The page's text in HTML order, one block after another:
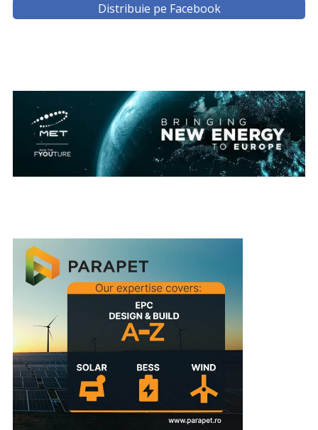
Distribuie pe Facebook